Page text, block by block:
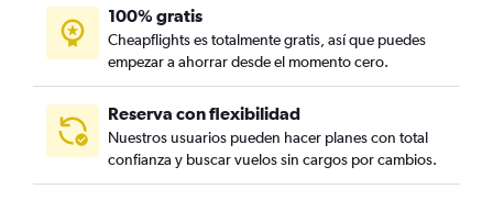
100% gratis
Cheapflights es totalmente gratis, así que puedes
empezar a ahorrar desde el momento cero.
Reserva con flexibilidad
Nuestros usuarios pueden hacer planes con total
confianza y buscar vuelos sin cargos por cambios.